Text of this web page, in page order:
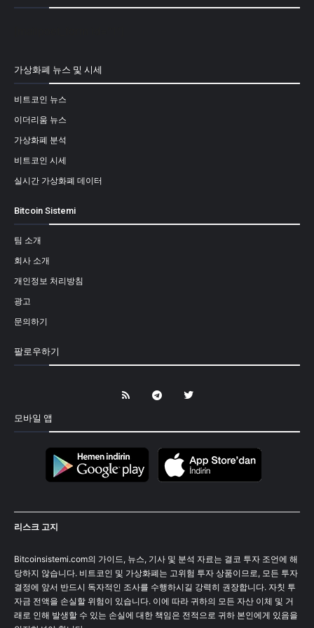
가상화폐 뉴스 및 시세
비트코인 뉴스
이더리움 뉴스
가상화폐 분석
비트코인 시세
실시간 가상화폐 데이터
Bitcoin Sistemi
팀 소개
회사 소개
개인정보 처리방침
광고
문의하기
팔로우하기
모바일 앱
리스크 고지
Bitcoinsistemi.com의 가이드, 뉴스, 기사 및 분석 자료는 결코 투자 조언에 해
당하지 않습니다. 비트코인 및 가상화폐는 고위험 투자 상품이므로, 모든 투자
결정에 앞서 반드시 독자적인 조사를 수행하시길 강력히 권장합니다. 자칫 투
자금 전액을 손실할 위험이 있습니다. 이에 따라 귀하의 모든 자산 이체 및 거
래로 인해 발생할 수 있는 손실에 대한 책임은 전적으로 귀하 본인에게 있음을